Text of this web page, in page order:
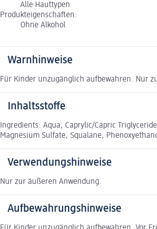
Alle Hauttypen
Produkteigenschaften:
Ohne Alkohol
Warnhinweise
Für Kinder unzugänglich aufbewahren. Nur
Inhaltsstoffe
Ingredients: Aqua, Caprylic/Capric
Magnesium Sulfate, Squalane,
Verwendungshinweise
Nur zur äußeren Anwendung.
Aufbewahrungshinweise